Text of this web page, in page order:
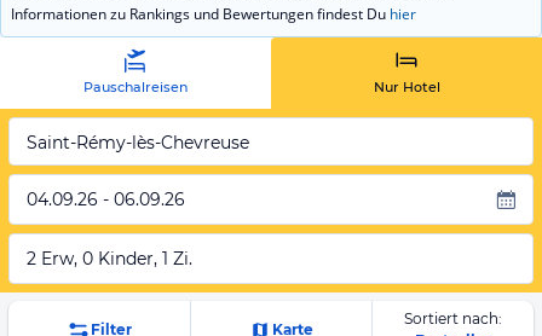
Informationen zu Rankings und Bewertungen findest Du hier
Pauschalreisen Nur Hotel
Saint-Rémy-lès-Chevreuse
04.09.26 - 06.09.26
2 Erw, 0 Kinder, 1 Zi.
Filter Karte
Sortiert nach: